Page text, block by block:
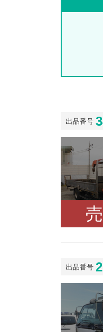
出品番号
出品番号